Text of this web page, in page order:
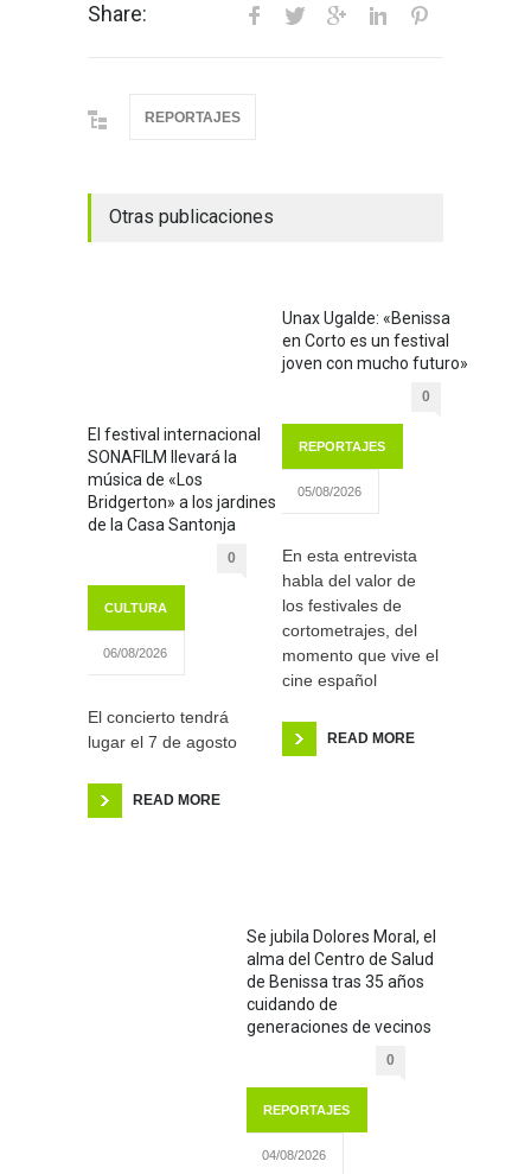
Share:
REPORTAJES
Otras publicaciones
El festival internacional
SONAFILM llevará la
música de «Los
Bridgerton» a los jardines
de la Casa Santonja
0
CULTURA
06/08/2026
El concierto tendrá
lugar el 7 de agosto
READ MORE
Unax Ugalde: «Benissa
en Corto es un festival
joven con mucho futuro»
0
REPORTAJES
05/08/2026
En esta entrevista
habla del valor de
los festivales de
cortometrajes, del
momento que vive el
cine español
READ MORE
Se jubila Dolores Moral, el
alma del Centro de Salud
de Benissa tras 35 años
cuidando de
generaciones de vecinos
0
REPORTAJES
04/08/2026